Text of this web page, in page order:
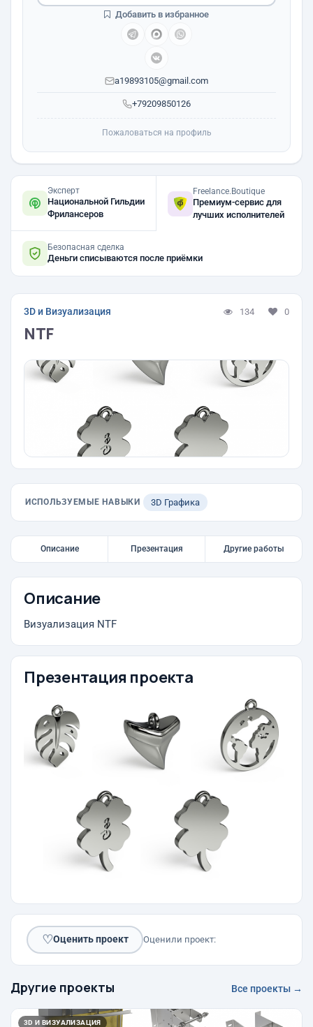
+79209850126
a19893105@gmail.com
Добавить в избранное
Пожаловаться на профиль
Эксперт
Национальной Гильдии
Фрилансеров
Freelance.Boutique
Премиум-сервис для
лучших исполнителей
Безопасная сделка
Деньги списываются после приёмки
3D и Визуализация 134 0
NTF
ИСПОЛЬЗУЕМЫЕ НАВЫКИ 3D Графика
Описание Презентация Другие работы
Описание
Визуализация NTF
Презентация проекта
♡Оценить проект Оценили проект:
Другие проекты Все проекты →
3D И ВИЗУАЛИЗАЦИЯ